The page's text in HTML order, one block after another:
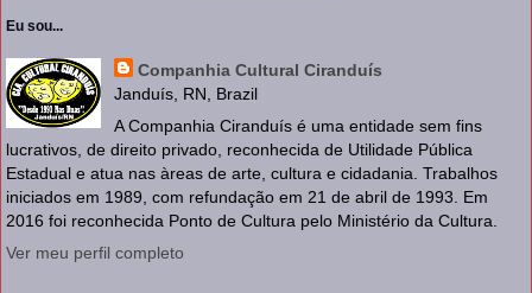
Eu sou...
Companhia Cultural Ciranduís
Janduís, RN, Brazil
A Companhia Ciranduís é uma entidade sem fins
lucrativos, de direito privado, reconhecida de Utilidade Pública
Estadual e atua nas àreas de arte, cultura e cidadania. Trabalhos
iniciados em 1989, com refundação em 21 de abril de 1993. Em
2016 foi reconhecida Ponto de Cultura pelo Ministério da Cultura.
Ver meu perfil completo